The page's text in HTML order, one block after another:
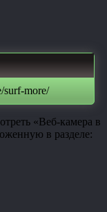
surf-more/
«Веб-камера в
в разделе: